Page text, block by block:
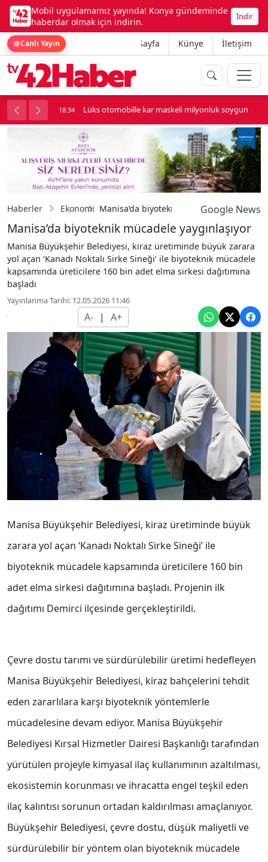
Mobil uygulamamız yayında! Konya gündeminde
haberdar olmak için indirin.
İndir
Canlı Yayın Ana Sayfa Künye İletişim
kavga çıktı 18:34 Lüks otomobille kar maskeli milyonluk soygun
Haberler Ekonomi Manisa’da biyoteknik mücadeleGoogle News
Manisa’da biyoteknik mücadele yaygınlaşıyor
Manisa Büyükşehir Belediyesi, kiraz üretiminde büyük zarara
yol açan ‘Kanadı Noktalı Sirke Sineği’ ile biyoteknik mücadele
kapsamında üreticilere 160 bin adet elma sirkesi dağıtımına
başladı
Yayınlanma Tarihi: 12.05.2026 11:46
A- | A+
Manisa Büyükşehir Belediyesi, kiraz üretiminde büyük
zarara yol açan ‘Kanadı Noktalı Sirke Sineği’ ile
biyoteknik mücadele kapsamında üreticilere 160 bin
adet elma sirkesi dağıtımına başladı. Projenin ilk
dağıtımı Demirci ilçesinde gerçekleştirildi.
Çevre dostu tarımı ve sürdürülebilir üretimi hedefleyen
Manisa Büyükşehir Belediyesi, kiraz bahçelerini tehdit
eden zararlılara karşı biyoteknik yöntemlerle
mücadelesine devam ediyor. Manisa Büyükşehir
Belediyesi Kırsal Hizmetler Dairesi Başkanlığı tarafından
yürütülen projeyle kimyasal ilaç kullanımının azaltılması,
ekosistemin korunması ve ihracatta engel teşkil eden
ilaç kalıntısı sorunun ortadan kaldırılması amaçlanıyor.
Büyükşehir Belediyesi, çevre dostu, düşük maliyetli ve
sürdürülebilir bir yöntem olan biyoteknik mücadele